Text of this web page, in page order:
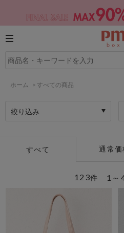
ホーム > すべての商品
絞り込み
すべて 通常価
1～
123件